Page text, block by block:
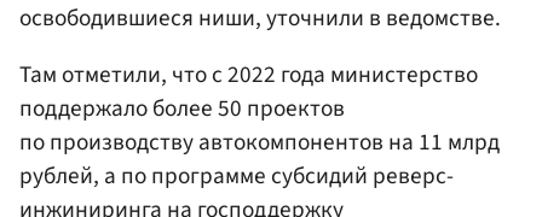
освободившиеся ниши, уточнили в ведомстве.
Там отметили, что с 2022 года министерство
поддержало более 50 проектов
по производству автокомпонентов на 11 млрд
рублей, а по программе субсидий реверс-
инжиниринга на господдержку